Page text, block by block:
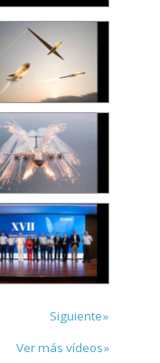
Siguiente»
Ver más vídeos»